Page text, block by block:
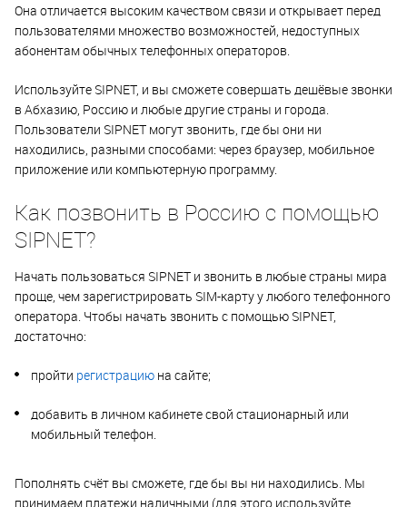
Она отличается высоким качеством связи и открывает перед
пользователями множество возможностей, недоступных
абонентам обычных телефонных операторов.
Используйте SIPNET, и вы сможете совершать дешёвые звонки
в Абхазию, Россию и любые другие страны и города.
Пользователи SIPNET могут звонить, где бы они ни
находились, разными способами: через браузер, мобильное
приложение или компьютерную программу.
Как позвонить в Россию с помощью
SIPNET?
Начать пользоваться SIPNET и звонить в любые страны мира
проще, чем зарегистрировать SIM-карту у любого телефонного
оператора. Чтобы начать звонить с помощью SIPNET,
достаточно:
пройти регистрацию на сайте;
добавить в личном кабинете свой стационарный или
мобильный телефон.
Пополнять счёт вы сможете, где бы вы ни находились. Мы
принимаем платежи наличными (для этого используйте